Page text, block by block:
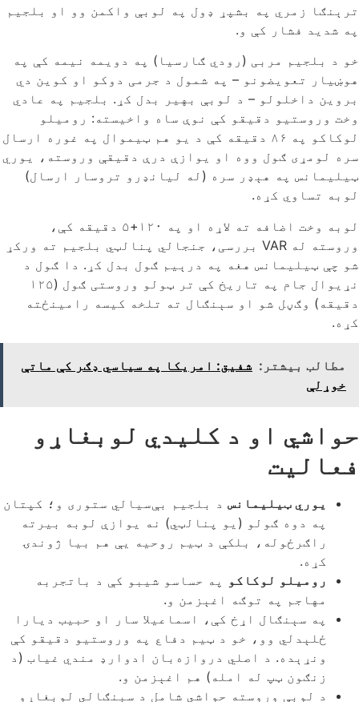
ترېنګا زمري په بشپړ ډول په لوبې واکمن وو او بلجیم
په شدید فشار کې و.
خو د بلجیم مربی (رودي ګارسيا) په دویمه نیمه کې په
هوښیار تعویضونو – په شمول د جرمی دوکو او کوین دي
بروین داخلولو – د لوبې بهیر بدل کړ. بلجیم په عادي
وخت وروستیو دقیقو کې نوې ساه واخیسته: روميلو
لوکاکو په ۸۶ دقیقه کې د یو هم ټیموال په غوره ارسال
سره لومړی ګول ووه او یوازې درې دقیقې وروسته، یوري
ټیليمانس په هېډر سره (له لیانډرو تروسار ارسال)
لوبه تساوي کړه.
لوبه وخت اضافه ته لاړه او په ۱۲۰+۵ دقیقه کې،
وروسته له VAR بررسی، جنجالي پنالټي بلجیم ته ورکړ
شو چې ټیليمانس هغه په درېیم ګول بدل کړ. دا ګول د
نړیوال جام په تاریخ کې تر ټولو وروستی ګول (۱۲۵
دقیقه) وګڼل شو او سېنګال ته تلخه کیسه رامینځته
کړه.
مطالب بیشتر: شفيق: امریکا په سیاسي ډګر کې ماتې
خوړلې
حواشي او د کلیدي لوبغاړو
فعالیت
یوري ټیليمانس د بلجیم بې‌سیالي ستوری و؛ کپتان
په دوه ګولو (یو پنالټي) نه یوازې لوبه بیرته
راګرځوله، بلکې د ټیم روحیه یې هم بیا ژوندۍ
کړه.
روميلو لوکاکو په حساسو شیبو کې د باتجربه
مهاجم په توګه اغېزمن و.
په سېنګال اړخ کې، اسماعیلا سار او حبیب دیارا
ځلېدلي وو، خو د ټیم دفاع په وروستیو دقیقو کې
ونړېده. د اصلي دروازه‌بان ادوارډ مندي غیاب (د
زنګون ټپ له امله) هم اغېزمن و.
د لوبې وروسته حواشي شامل د سېنګالي لوبغاړو